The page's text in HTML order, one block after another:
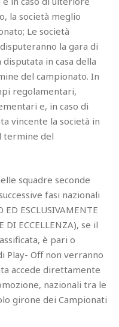
la società meglio
Le società
la gara di
in casa della
del campionato. In
regolamentari,
e, in caso di
vincente la società in
termine del
squadre seconde
fasi nazionali
ESCLUSIVAMENTE
DI ECCELLENZA), se il
è pari o
Play- Off non verranno
accede direttamente
nazionali tra le
girone dei Campionati